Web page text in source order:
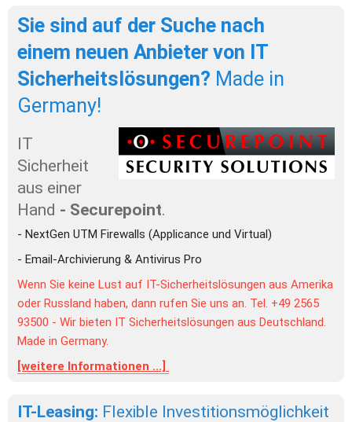
Sie sind auf der Suche nach
einem neuen Anbieter von IT
Sicherheitslösungen? Made in
Germany!
IT
Sicherheit
aus einer
Hand - Securepoint.
- NextGen UTM Firewalls (Applicance und Virtual)
- Email-Archivierung & Antivirus Pro
Wenn Sie keine Lust auf IT-Sicherheitslösungen aus Amerika
oder Russland haben, dann rufen Sie uns an. Tel. +49 2565
93500 - Wir bieten IT Sicherheitslösungen aus Deutschland.
Made in Germany.
[weitere Informationen ...]
IT-Leasing: Flexible Investitionsmöglichkeit